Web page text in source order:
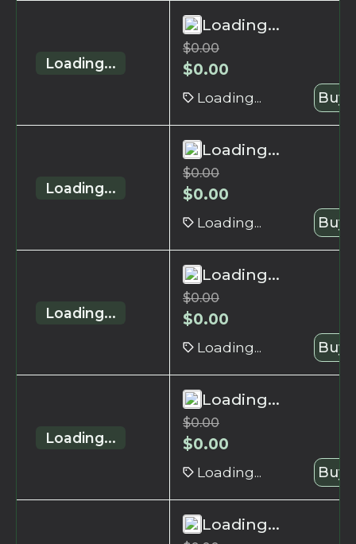
Loading...
Loading...
$0.00
$0.00
Loading... Buy
Loading...
Loading...
$0.00
$0.00
Loading... Buy
Loading...
Loading...
$0.00
$0.00
Loading... Buy
Loading...
Loading...
$0.00
$0.00
Loading... Buy
Loading...